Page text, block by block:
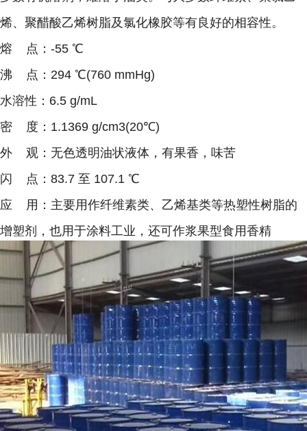
烯、聚醋酸乙烯树脂及氯化橡胶等有良好的相容性。
熔 点：-55 ℃
沸 点：294 ℃(760 mmHg)
水溶性：6.5 g/mL
密 度：1.1369 g/cm3(20℃)
外 观：无色透明油状液体，有果香，味苦
闪 点：83.7 至 107.1 ℃
应 用：主要用作纤维素类、乙烯基类等热塑性树脂的
增塑剂，也用于涂料工业，还可作浆果型食用香精